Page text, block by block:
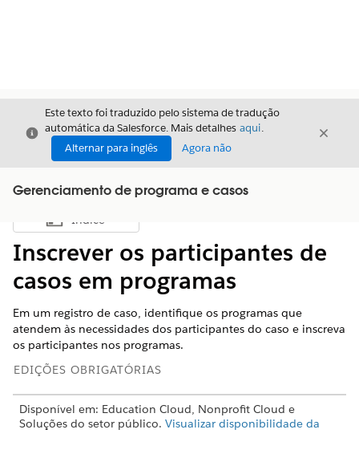
Fechar
Este texto foi traduzido pelo sistema de tradução
automática da Salesforce. Mais detalhes aqui.
Alternar para inglês
Agora não
Fechar
Gerenciamento de programa e casos
Mostrar índice
Índice
Inscrever os participantes de
casos em programas
Em um registro de caso, identifique os programas que
atendem às necessidades dos participantes do caso e inscreva
os participantes nos programas.
EDIÇÕES OBRIGATÓRIAS
Disponível em: Education Cloud, Nonprofit Cloud e
Soluções do setor público. Visualizar disponibilidade da